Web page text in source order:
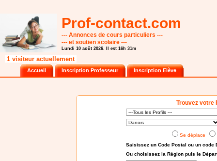
Prof-contact.com
--- Annonces de cours particuliers ---
--- et soutien scolaire ---
Lundi 10 août 2026. Il est 16h 31m
1 visiteur actuellement
Accueil Inscription Professeur Inscription Elève
Trouvez votre
Se déplace
Saisissez un Code Postal ou un code
Ou choisissezla Région puis le